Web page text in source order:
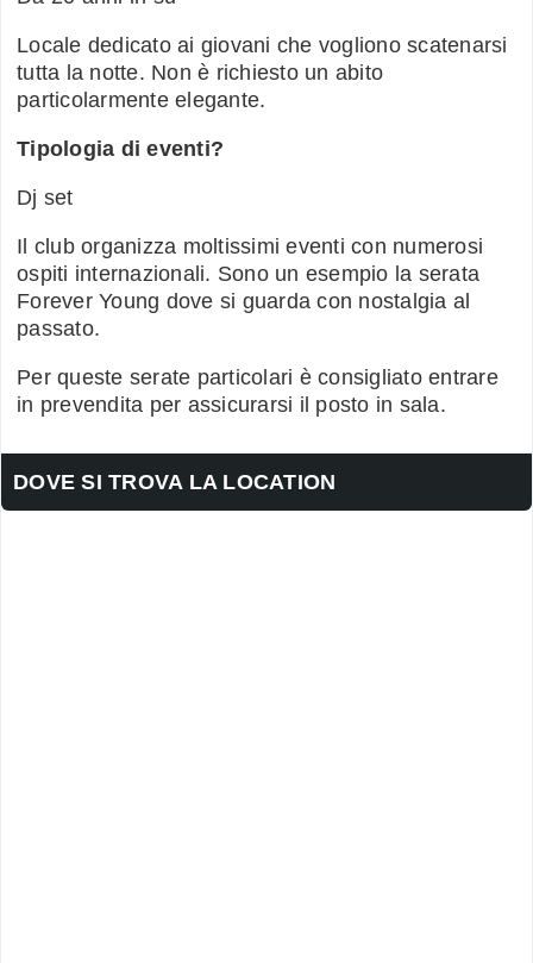
Locale dedicato ai giovani che vogliono scatenarsi
tutta la notte. Non è richiesto un abito
particolarmente elegante.
Tipologia di eventi?
Dj set
Il club organizza moltissimi eventi con numerosi
ospiti internazionali. Sono un esempio la serata
Forever Young dove si guarda con nostalgia al
passato.
Per queste serate particolari è consigliato entrare
in prevendita per assicurarsi il posto in sala.
DOVE SI TROVA LA LOCATION